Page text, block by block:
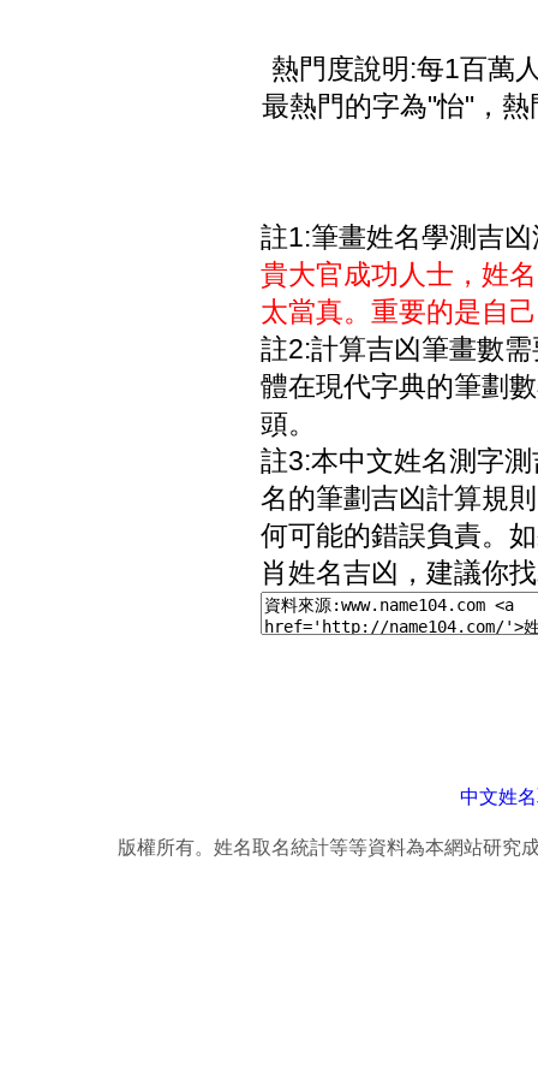
熱門度說明:每1百萬
最熱門的字為"怡"，
註1:筆畫姓名學測吉
貴大官成功人士，姓
太當真。重要的是自
註2:計算吉凶筆畫數
體在現代字典的筆劃
頭。
註3:本中文姓名測字
名的筆劃吉凶計算規
何可能的錯誤負責。
肖姓名吉凶，建議你
中文姓
版權所有。姓名取名統計等等資料為本網站研究